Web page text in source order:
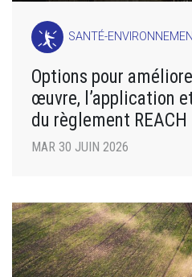
SANTÉ-
Options pour
œuvre, l’application
du règlement REACH
MAR 30 JUIN 2026